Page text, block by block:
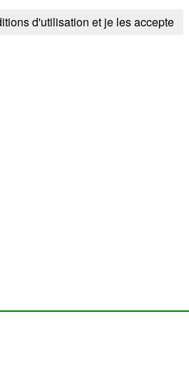
d'utilisation et je les accepte
: